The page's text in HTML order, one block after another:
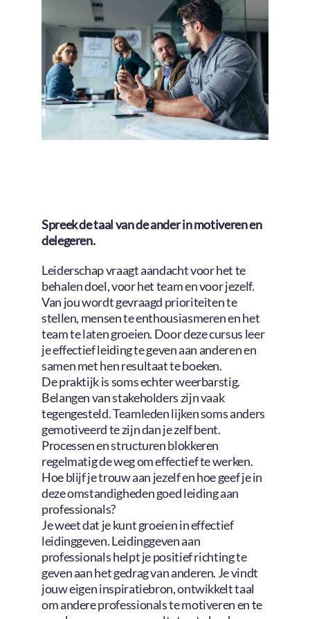
Spreek de taal van de ander in motiveren en
delegeren.
Leiderschap vraagt aandacht voor het te
behalen doel, voor het team en voor jezelf.
Van jou wordt gevraagd prioriteiten te
stellen, mensen te enthousiasmeren en het
team te laten groeien. Door deze cursus leer
je effectief leiding te geven aan anderen en
samen met hen resultaat te boeken.
De praktijk is soms echter weerbarstig.
Belangen van stakeholders zijn vaak
tegengesteld. Teamleden lijken soms anders
gemotiveerd te zijn dan je zelf bent.
Processen en structuren blokkeren
regelmatig de weg om effectief te werken.
Hoe blijf je trouw aan jezelf en hoe geef je in
deze omstandigheden goed leiding aan
professionals?
Je weet dat je kunt groeien in effectief
leidinggeven. Leidinggeven aan
professionals helpt je positief richting te
geven aan het gedrag van anderen. Je vindt
jouw eigen inspiratiebron, ontwikkelt taal
om andere professionals te motiveren en te